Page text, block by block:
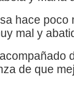
hace poco
mal y
de que